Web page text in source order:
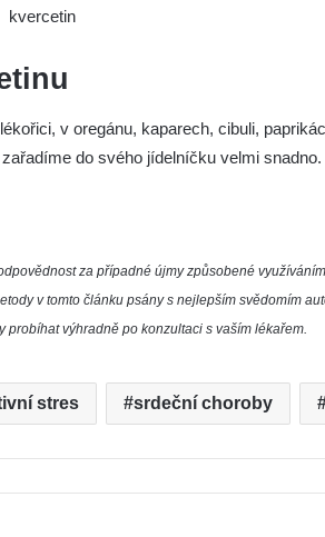
v oregánu, kaparech, cibuli,
do svého jídelníčku velmi snadno.
za případné újmy způsobené
v tomto článku psány s nejlepším svědomím
výhradně po konzultaci s vaším lékařem.
stres srdeční choroby